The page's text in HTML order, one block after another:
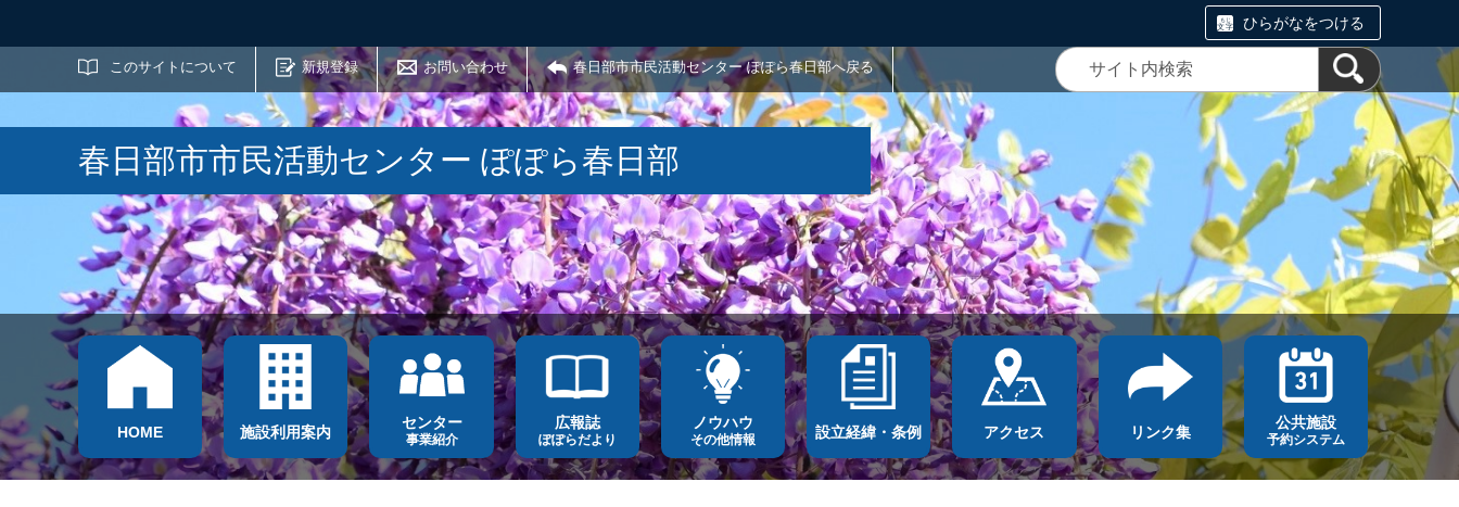
ひらがなをつける
このサイトについて 新規登録 お問い合わせ 春日部市市民活動センター ぽぽら春日部へ戻る
サイト内検索
春日部市市民活動センター ぽぽら春日部
HOME 施設利用案内
センター
事業紹介
広報誌
ぽぽらだより
ノウハウ
その他情報 設立経緯・条例 アクセス リンク集
公共施設
予約システム